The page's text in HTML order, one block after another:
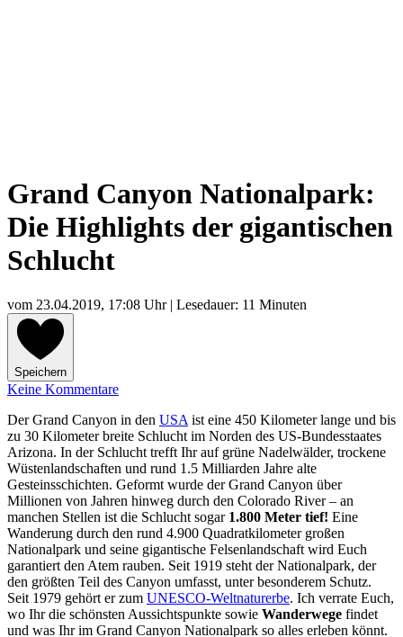
Grand Canyon Nationalpark:
Die Highlights der gigantischen
Schlucht
vom 23.04.2019, 17:08 Uhr| Lesedauer: 11 Minuten
Speichern
Keine Kommentare
Der Grand Canyon in den USA ist eine 450 Kilometer lange und bis
zu 30 Kilometer breite Schlucht im Norden des US-Bundesstaates
Arizona. In der Schlucht trefft Ihr auf grüne Nadelwälder, trockene
Wüstenlandschaften und rund 1.5 Milliarden Jahre alte
Gesteinsschichten. Geformt wurde der Grand Canyon über
Millionen von Jahren hinweg durch den Colorado River – an
manchen Stellen ist die Schlucht sogar 1.800 Meter tief! Eine
Wanderung durch den rund 4.900 Quadratkilometer großen
Nationalpark und seine gigantische Felsenlandschaft wird Euch
garantiert den Atem rauben. Seit 1919 steht der Nationalpark, der
den größten Teil des Canyon umfasst, unter besonderem Schutz.
Seit 1979 gehört er zum UNESCO-Weltnaturerbe. Ich verrate Euch,
wo Ihr die schönsten Aussichtspunkte sowie Wanderwege findet
und was Ihr im Grand Canyon Nationalpark so alles erleben könnt.